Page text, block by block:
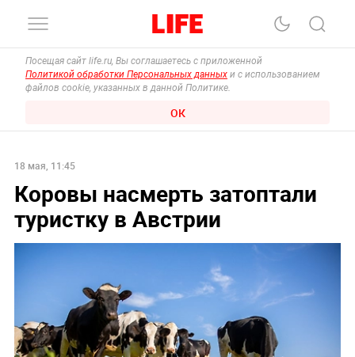
Посещая сайт life.ru, Вы соглашаетесь с приложенной
Политикой обработки Персональных данных и с использованием
файлов cookie, указанных в данной Политике.
ОК
18 мая, 11:45
Коровы насмерть затоптали
туристку в Австрии